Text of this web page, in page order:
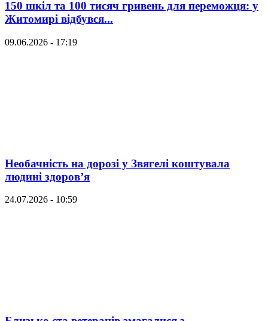
150 шкіл та 100 тисяч гривень для переможця: у
Житомирі відбувся...
09.06.2026 - 17:19
Необачність на дорозі у Звягелі коштувала
людині здоров’я
24.07.2026 - 10:59